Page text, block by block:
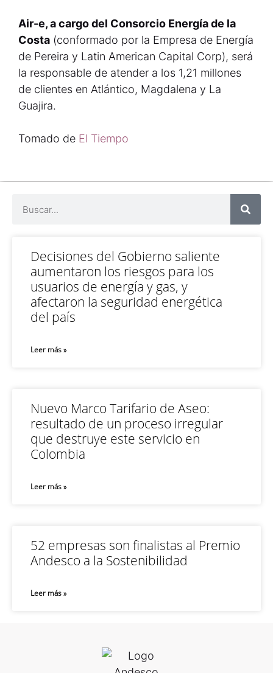
Air-e, a cargo del Consorcio Energía de la
Costa (conformado por la Empresa de Energía
de Pereira y Latin American Capital Corp), será
la responsable de atender a los 1,21 millones
de clientes en Atlántico, Magdalena y La
Guajira.
Tomado de El Tiempo
Decisiones del Gobierno saliente
aumentaron los riesgos para los
usuarios de energía y gas, y
afectaron la seguridad energética
del país
Leer más »
Nuevo Marco Tarifario de Aseo:
resultado de un proceso irregular
que destruye este servicio en
Colombia
Leer más »
52 empresas son finalistas al Premio
Andesco a la Sostenibilidad
Leer más »